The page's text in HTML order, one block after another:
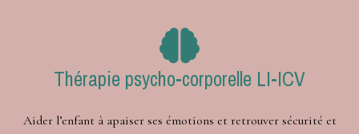
Thérapie psycho-corporelle LI-ICV
Aider l’enfant à apaiser ses émotions et retrouver sécurité et